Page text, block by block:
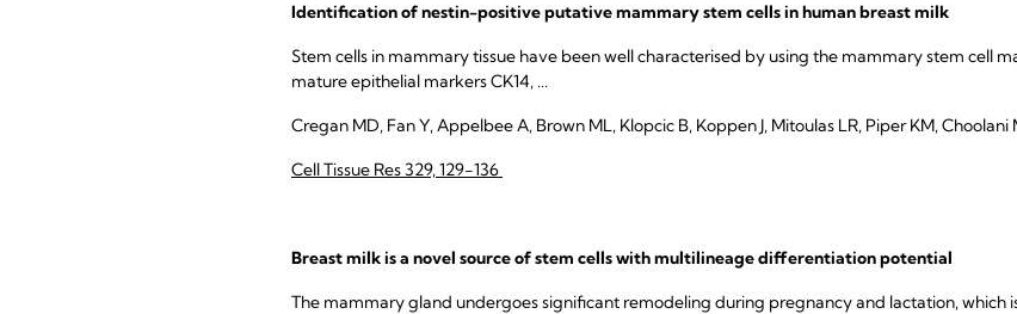
Identification of nestin-positive putative mammary stem cells in human breast milk
Stem cells in mammary tissue have been well characterised by using the mammary stem cell
mature epithelial markers CK14, ...
Cregan MD, Fan Y, Appelbee A, Brown ML, Klopcic B, Koppen J, Mitoulas LR, Piper KM,
Cell Tissue Res 329, 129-136
Breast milk is a novel source of stem cells with multilineage differentiation potential
The mammary gland undergoes significant remodeling during pregnancy and lactation, which